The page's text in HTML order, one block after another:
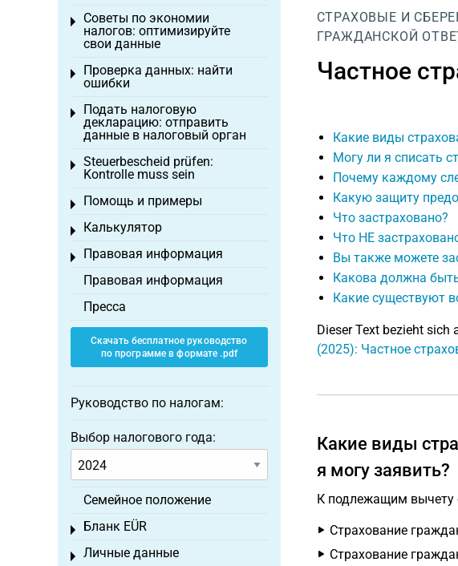
СТРАХОВЫЕ И
ГРАЖДАНСКОЙ
Частное
Какие виды
Могу ли я списать
Почему каждому
Какую защиту
Что застраховано?
Что НЕ
Вы также можете
Какова должна
Какие существуют
Dieser Text bezieht sich
(2025): Частное
Какие виды
я могу заявить?
К подлежащим вычету
Страхование
Страхование
Советы по экономии
налогов: оптимизируйте
свои данные
Toggle menu
Проверка данных: найти
ошибки
Toggle menu
Подать налоговую
декларацию: отправить
данные в налоговый орган
Toggle menu
Steuerbescheid prüfen:
Kontrolle muss sein
Toggle menu
Помощь и примеры
Toggle menu
Калькулятор
Toggle menu
Правовая информация
Toggle menu
Правовая информация
Пресса
Скачать бесплатное руководство
по программе в формате .pdf
Руководство по налогам:
Выбор налогового года:
Семейное положение
Бланк EÜR
Toggle menu
Личные данные
Toggle menu